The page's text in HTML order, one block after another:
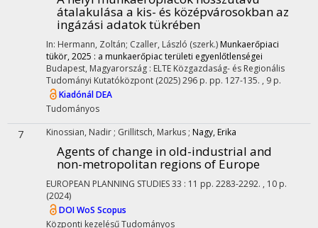
átalakulása a kis- és középvárosokban az
ingázási adatok tükrében
In: Hermann, Zoltán; Czaller, László (szerk.) Munkaerőpiaci
tükör, 2025 : a munkaerőpiac területi egyenlőtlenségei
Budapest, Magyarország : ELTE Közgazdaság- és Regionális
Tudományi Kutatóközpont (2025)296 p. pp. 127-135. , 9 p.
KiadónálDEA
Tudományos
7 Kinossian, Nadir ; Grillitsch, Markus ; Nagy, Erika
Agents of change in old-industrial and
non-metropolitan regions of Europe
EUROPEAN PLANNING STUDIES33 : 11 pp. 2283-2292. , 10 p.
(2024)
DOIWoS Scopus
Központi kezelésűTudományos